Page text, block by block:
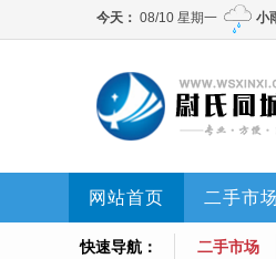
网站首页 二手市
快速导航： 二手市场